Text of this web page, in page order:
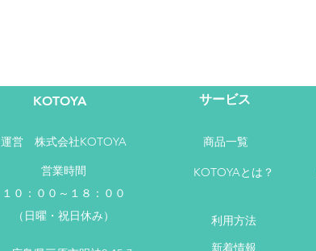
KOTOYA サービス
運営​ 株式会社KOTOYA 商品一覧
営業時間
１０：００～１８：００
（日曜・祝日休み）
KOTOYAとは？
利用方法
新着情報